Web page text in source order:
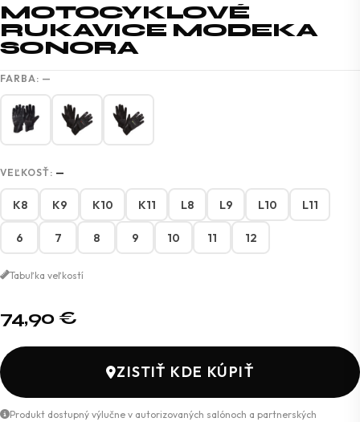
MOTOCYKLOVÉ
RUKAVICE MODEKA
SONORA
FARBA: —
VEĽKOSŤ: —
K8 K9 K10 K11 L8 L9 L10 L11
6 7 8 9 10 11 12
Tabuľka veľkostí
74,90 €
ZISTIŤ KDE KÚPIŤ
Produkt dostupný výlučne v autorizovaných salónoch a partnerských